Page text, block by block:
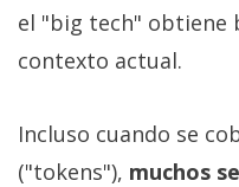
el "big tech" obtiene
contexto actual.
Incluso cuando se
("tokens"), muchos